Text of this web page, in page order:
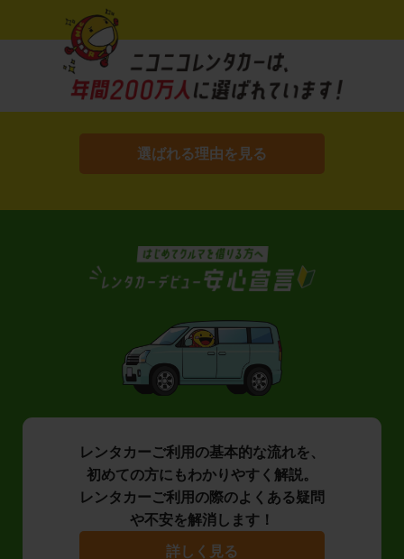
選ばれる理由を見る
レンタカーご利用の基本的な流れを、
初めての方にもわかりやすく解説。
レンタカーご利用の際のよくある疑問
や不安を解消します！
詳しく見る